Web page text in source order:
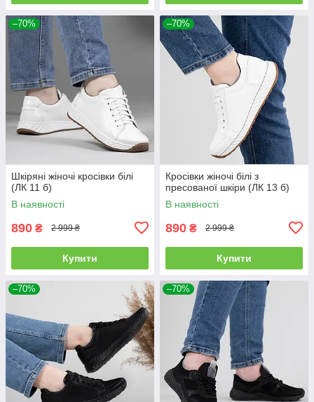
–70%
Шкіряні жіночі кросівки білі
(ЛК 11 б)
В наявності
890 ₴ 2 999 ₴
Купити
–70%
Кросівки жіночі білі з
пресованої шкіри (ЛК 13 б)
В наявності
890 ₴ 2 999 ₴
Купити
–70% –70%